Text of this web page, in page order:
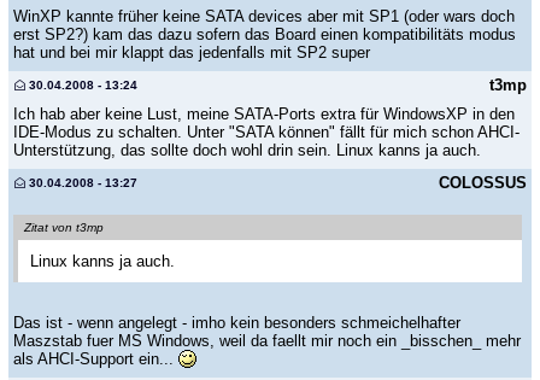
WinXP kannte früher keine SATA devices aber mit SP1 (oder wars doch
erst SP2?) kam das dazu sofern das Board einen kompatibilitäts modus
hat und bei mir klappt das jedenfalls mit SP2 super
t3mp
30.04.2008 - 13:24
Ich hab aber keine Lust, meine SATA-Ports extra für WindowsXP in den
IDE-Modus zu schalten. Unter "SATA können" fällt für mich schon AHCI-
Unterstützung, das sollte doch wohl drin sein. Linux kanns ja auch.
COLOSSUS
30.04.2008 - 13:27
Zitat von t3mp
Linux kanns ja auch.
Das ist - wenn angelegt - imho kein besonders schmeichelhafter
Maszstab fuer MS Windows, weil da faellt mir noch ein _bisschen_ mehr
als AHCI-Support ein...